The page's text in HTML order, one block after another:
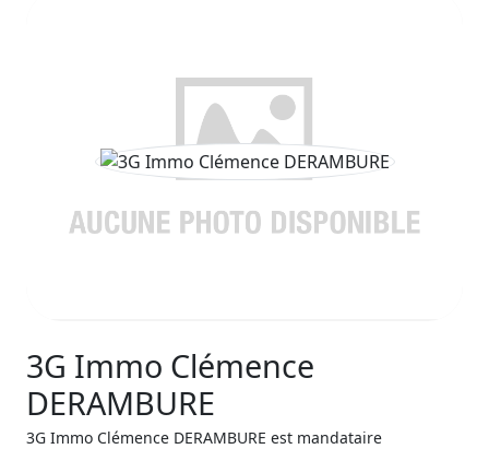
3G Immo Clémence
DERAMBURE
3G Immo Clémence DERAMBURE est mandataire